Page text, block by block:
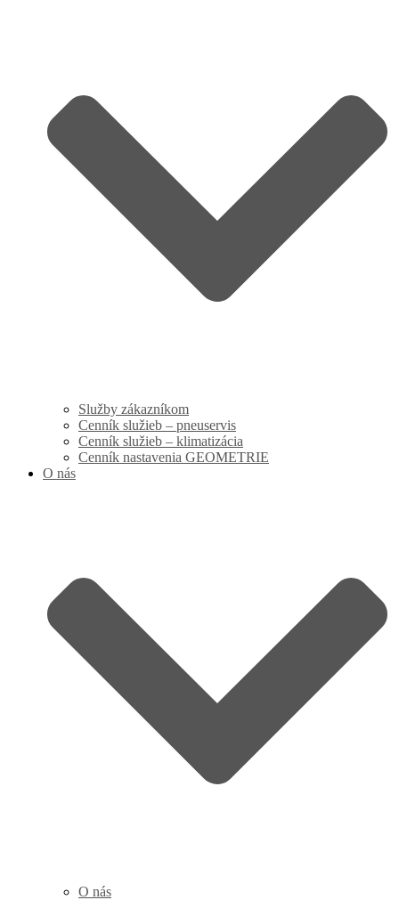
Služby zákazníkom
Cenník služieb – pneuservis
Cenník služieb – klimatizácia
Cenník nastavenia GEOMETRIE
O nás
O nás